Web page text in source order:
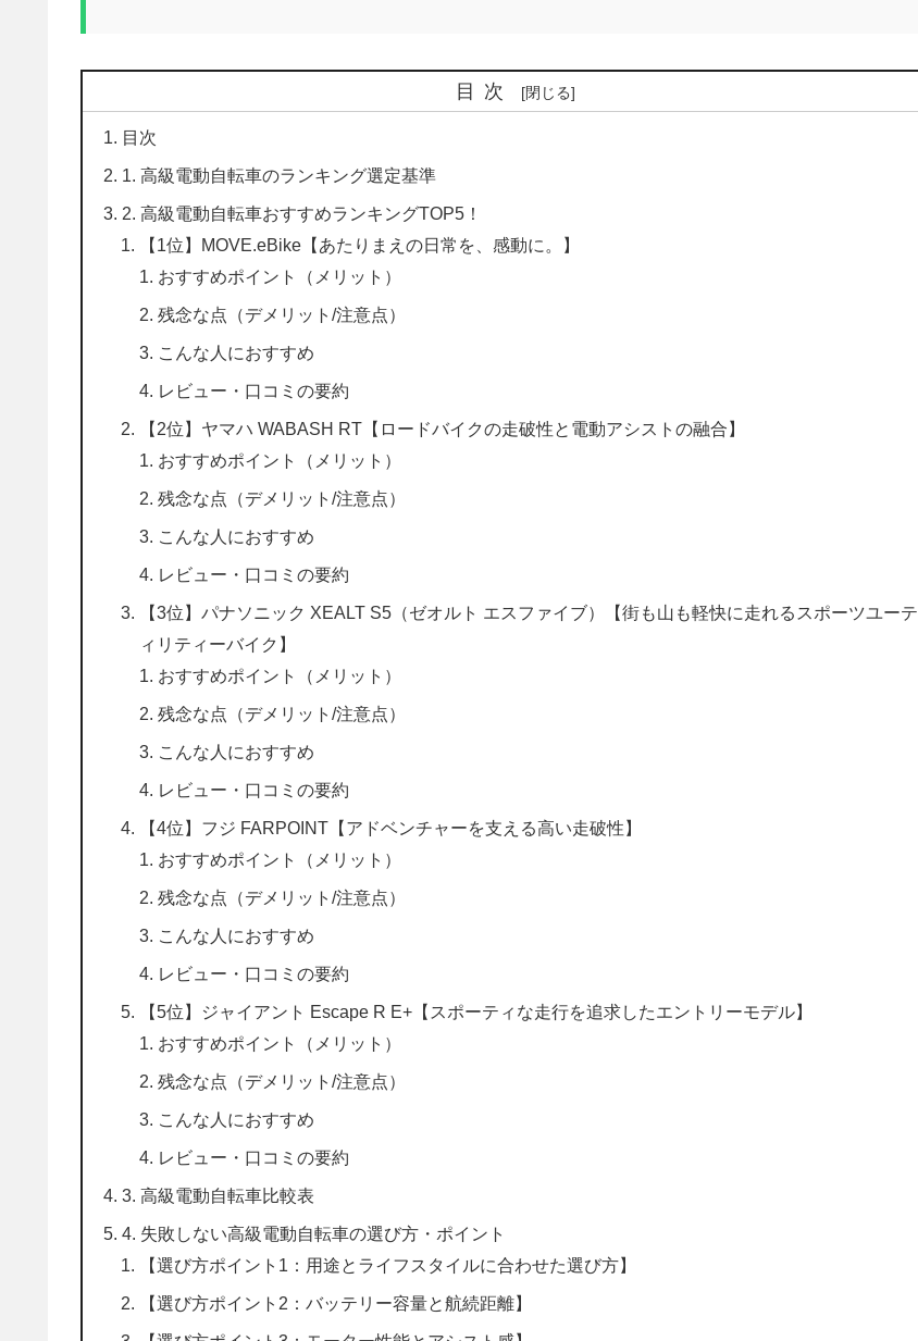
目次
目次
1. 高級電動自転車のランキング選定基準
2. 高級電動自転車おすすめランキングTOP5！
【1位】MOVE.eBike【あたりまえの日常を、感動に。】
おすすめポイント（メリット）
残念な点（デメリット/注意点）
こんな人におすすめ
レビュー・口コミの要約
【2位】ヤマハ WABASH RT【ロードバイクの走破性と電動アシストの融合】
おすすめポイント（メリット）
残念な点（デメリット/注意点）
こんな人におすすめ
レビュー・口コミの要約
【3位】パナソニック XEALT S5（ゼオルト エスファイブ）【街も山も軽快に走れるスポーツユーテ
ィリティーバイク】
おすすめポイント（メリット）
残念な点（デメリット/注意点）
こんな人におすすめ
レビュー・口コミの要約
【4位】フジ FARPOINT【アドベンチャーを支える高い走破性】
おすすめポイント（メリット）
残念な点（デメリット/注意点）
こんな人におすすめ
レビュー・口コミの要約
【5位】ジャイアント Escape R E+【スポーティな走行を追求したエントリーモデル】
おすすめポイント（メリット）
残念な点（デメリット/注意点）
こんな人におすすめ
レビュー・口コミの要約
3. 高級電動自転車比較表
4. 失敗しない高級電動自転車の選び方・ポイント
【選び方ポイント1：用途とライフスタイルに合わせた選び方】
【選び方ポイント2：バッテリー容量と航続距離】